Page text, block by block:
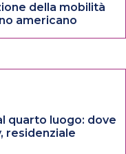
della mobilità
americano
quarto luogo: dove
residenziale